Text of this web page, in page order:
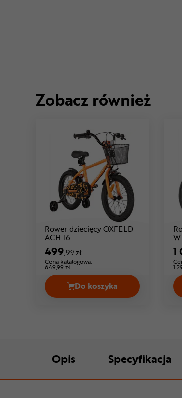
Zobacz również
Rower dziecięcy OXFELD
ACH 16
Cena: 499 ,99 zł
499,99 zł
Cena katalogowa:
649,99 zł
Do koszyka
Rower dziecięcy
1
1
Opis Specyfikacja